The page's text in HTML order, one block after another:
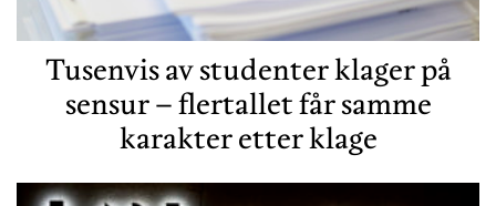
Tusenvis av studenter klager på
sensur – flertallet får samme
karakter etter klage